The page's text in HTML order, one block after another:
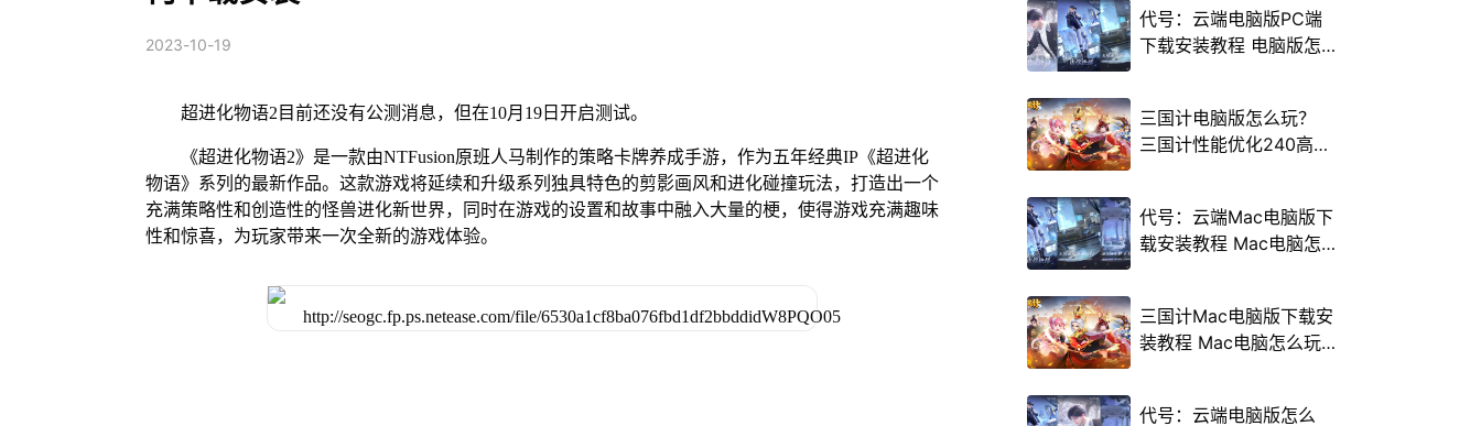
2023-10-19
超进化物语2目前还没有公测消息，但在10月19日开启测试。
《超进化物语2》是一款由NTFusion原班人马制作的策略卡牌养成手游，作为五年经典IP《超进化
物语》系列的最新作品。这款游戏将延续和升级系列独具特色的剪影画风和进化碰撞玩法，打造出一个
充满策略性和创造性的怪兽进化新世界，同时在游戏的设置和故事中融入大量的梗，使得游戏充满趣味
性和惊喜，为玩家带来一次全新的游戏体验。
代号：云端电脑版PC端
下载安装教程 电脑版怎
三国计电脑版怎么玩？
三国计性能优化240高帧
代号：云端Mac电脑版下
载安装教程 Mac电脑怎
三国计Mac电脑版下载安
装教程 Mac电脑怎么玩
代号：云端电脑版怎么